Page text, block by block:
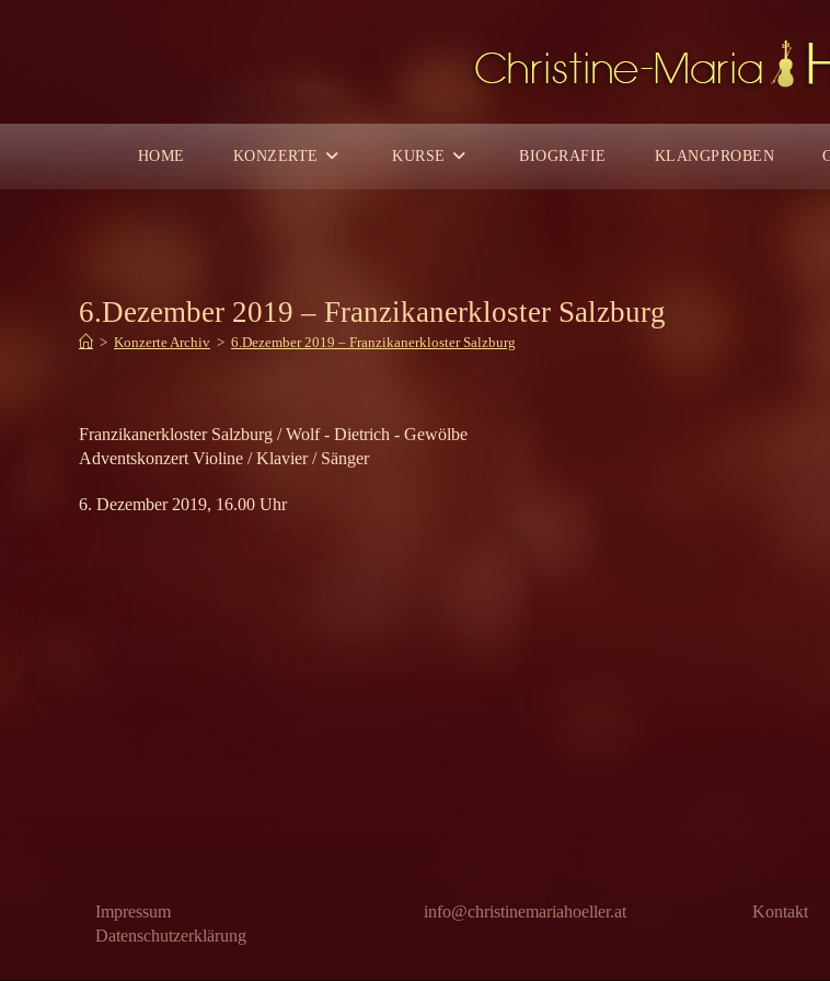
HOME KONZERTE KURSE BIOGRAFIE KLANGPROBEN
6.Dezember 2019 – Franzikanerkloster Salzburg
> Konzerte Archiv > 6.Dezember 2019 – Franzikanerkloster Salzburg
Franzikanerkloster Salzburg / Wolf - Dietrich - Gewölbe
Adventskonzert Violine / Klavier / Sänger
6. Dezember 2019, 16.00 Uhr
Impressum
Datenschutzerklärung
info@christinemariahoeller.at Kontakt